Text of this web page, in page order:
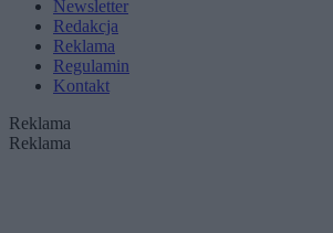
Newsletter
Redakcja
Reklama
Regulamin
Kontakt
Reklama
Reklama